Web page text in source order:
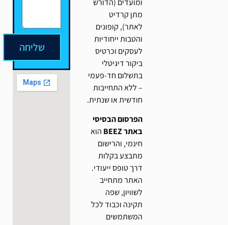
ומועדים (הדורש
מתן קרדיט
לאתר), קופונים
והטבות ייחודיות
לעסקים וכרטיס
ביקור דיגיטלי
בתשלום חד-פעמי
– ללא התחייבות
חודשית או שנתית.
הפרסום הבסיסי
באתר BEEZ
הוא
חינמי, והרישום
מתבצע בקלות
דרך טופס ייעודי.
האתר מתחייב
לשוויון, שפה
תקינה וכבוד לכל
המשתמשים
שליחה